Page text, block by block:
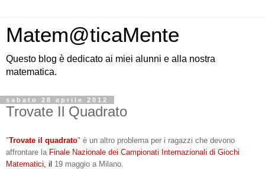
Matem@ticaMente
Questo blog è dedicato ai miei alunni e alla nostra
matematica.
sabato 28 aprile 2012
Trovate Il Quadrato
"Trovate il quadrato" è un altro problema per i ragazzi che devono
affrontare la Finale Nazionale dei Campionati Internazionali di Giochi
Matematici , il 19 maggio a Milano.